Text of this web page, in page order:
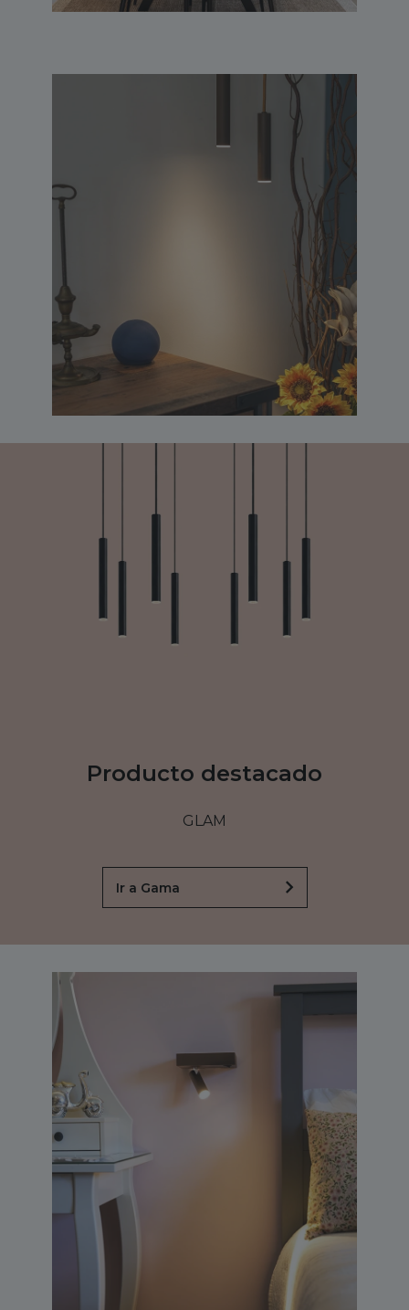
Producto destacado
GLAM
Ir a Gama